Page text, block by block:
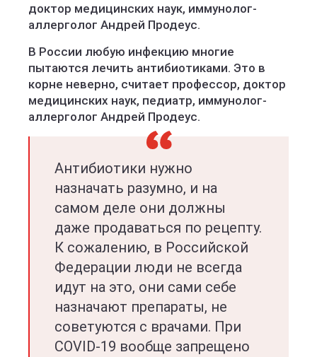
доктор медицинских наук, иммунолог-
аллерголог Андрей Продеус.
В России любую инфекцию многие
пытаются лечить антибиотиками. Это в
корне неверно, считает профессор, доктор
медицинских наук, педиатр, иммунолог-
аллерголог Андрей Продеус.
Антибиотики нужно
назначать разумно, и на
самом деле они должны
даже продаваться по рецепту.
К сожалению, в Российской
Федерации люди не всегда
идут на это, они сами себе
назначают препараты, не
советуются с врачами. При
COVID-19 вообще запрещено